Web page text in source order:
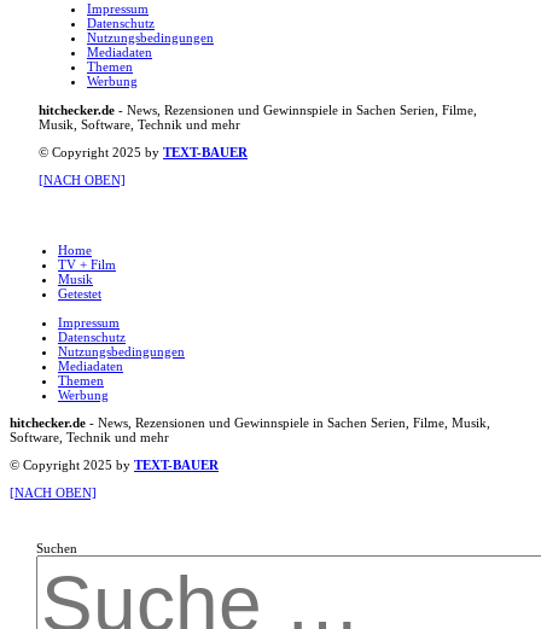
Impressum
Datenschutz
Nutzungsbedingungen
Mediadaten
Themen
Werbung
hitchecker.de - News, Rezensionen und Gewinnspiele in Sachen Serien, Filme,
Musik, Software, Technik und mehr
© Copyright 2025 by TEXT-BAUER
[NACH OBEN]
Home
TV + Film
Musik
Getestet
Impressum
Datenschutz
Nutzungsbedingungen
Mediadaten
Themen
Werbung
hitchecker.de - News, Rezensionen und Gewinnspiele in Sachen Serien, Filme, Musik,
Software, Technik und mehr
© Copyright 2025 by TEXT-BAUER
[NACH OBEN]
Suchen